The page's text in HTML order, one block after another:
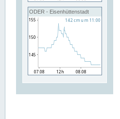
ODER - Eisenhüttenstadt